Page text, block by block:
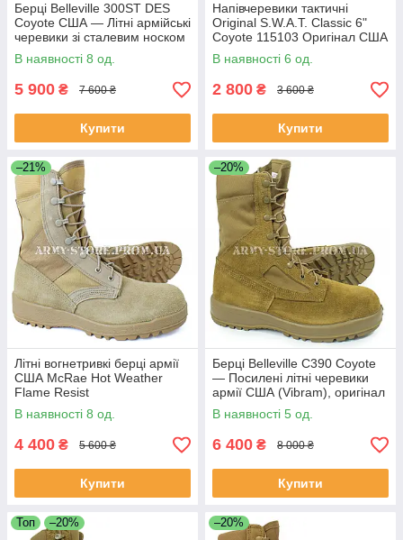
Берці Belleville 300ST DES
Coyote США — Літні армійські
черевики зі сталевим носком
(Steel Toe)
В наявності 8 од.
5 900 ₴ 7 600 ₴
Купити
Напівчеревики тактичні
Original S.W.A.T. Classic 6"
Coyote 115103 Оригінал США
В наявності 6 од.
2 800 ₴ 3 600 ₴
Купити
–21%
Літні вогнетривкі берці армії
США McRae Hot Weather
Flame Resist
В наявності 8 од.
4 400 ₴ 5 600 ₴
Купити
–20%
Берці Belleville C390 Coyote
— Посилені літні черевики
армії США (Vibram), оригінал
В наявності 5 од.
6 400 ₴ 8 000 ₴
Купити
Топ –20% –20%